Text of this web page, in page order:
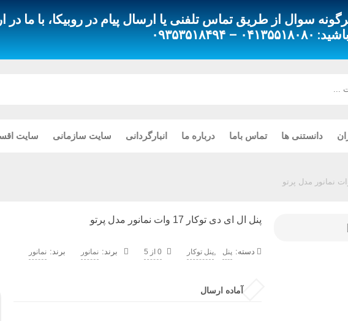
سوال از طریق تماس تلفنی یا ارسال پیام در روبیکا، با ما در
باشید: ۰۴۱۳۵۵۱۸۰۸۰ – ۰۹۳۵۳۵۱۸۴۹۴
دانستنی ها تماس باما درباره ما انبارگردانی سایت سازمانی سایت
پنل ال ای دی توکار 17 وات نمانور مدل پرتو
دسته: پنل ,پنل توکار 0 از 5 نمانور برند: نمانور
آماده ارسال